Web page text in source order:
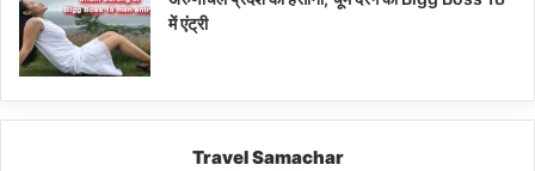
में एंट्री
Travel Samachar